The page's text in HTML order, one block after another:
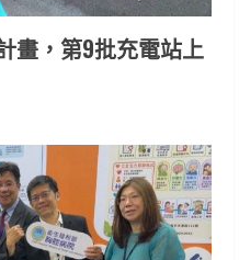
畫，第9批充電站上